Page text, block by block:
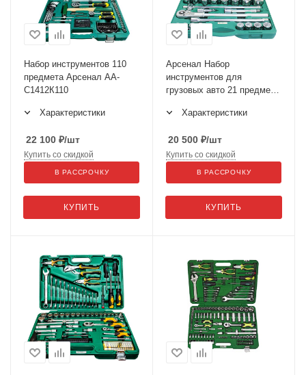
Набор инструментов 110
предмета Арсенал АА-
С1412К110
Характеристики
22 100 ₽/шт
КУПИТЬ
Купить со скидкой
В РАССРОЧКУ
Арсенал Набор
инструментов для
грузовых авто 21 предмет
Характеристики
20 500 ₽/шт
КУПИТЬ
Купить со скидкой
В РАССРОЧКУ